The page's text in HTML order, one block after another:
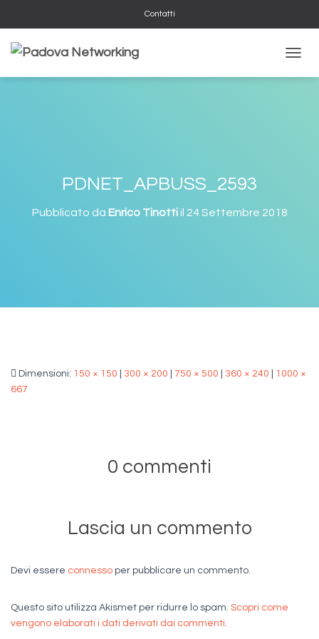
Contatti
PDNET_APBUSS_2593
Pubblicato da Enrico Tinottiil 24 Settembre 2018
Dimensioni: 150 × 150 300 × 200 750 × 500 360 × 240
1000 ×
667
0 commenti
Lascia un commento
Devi essere connesso per pubblicare un commento.
Questo sito utilizza Akismet per ridurre lo spam. Scopri come
vengono elaborati i dati derivati dai commenti.